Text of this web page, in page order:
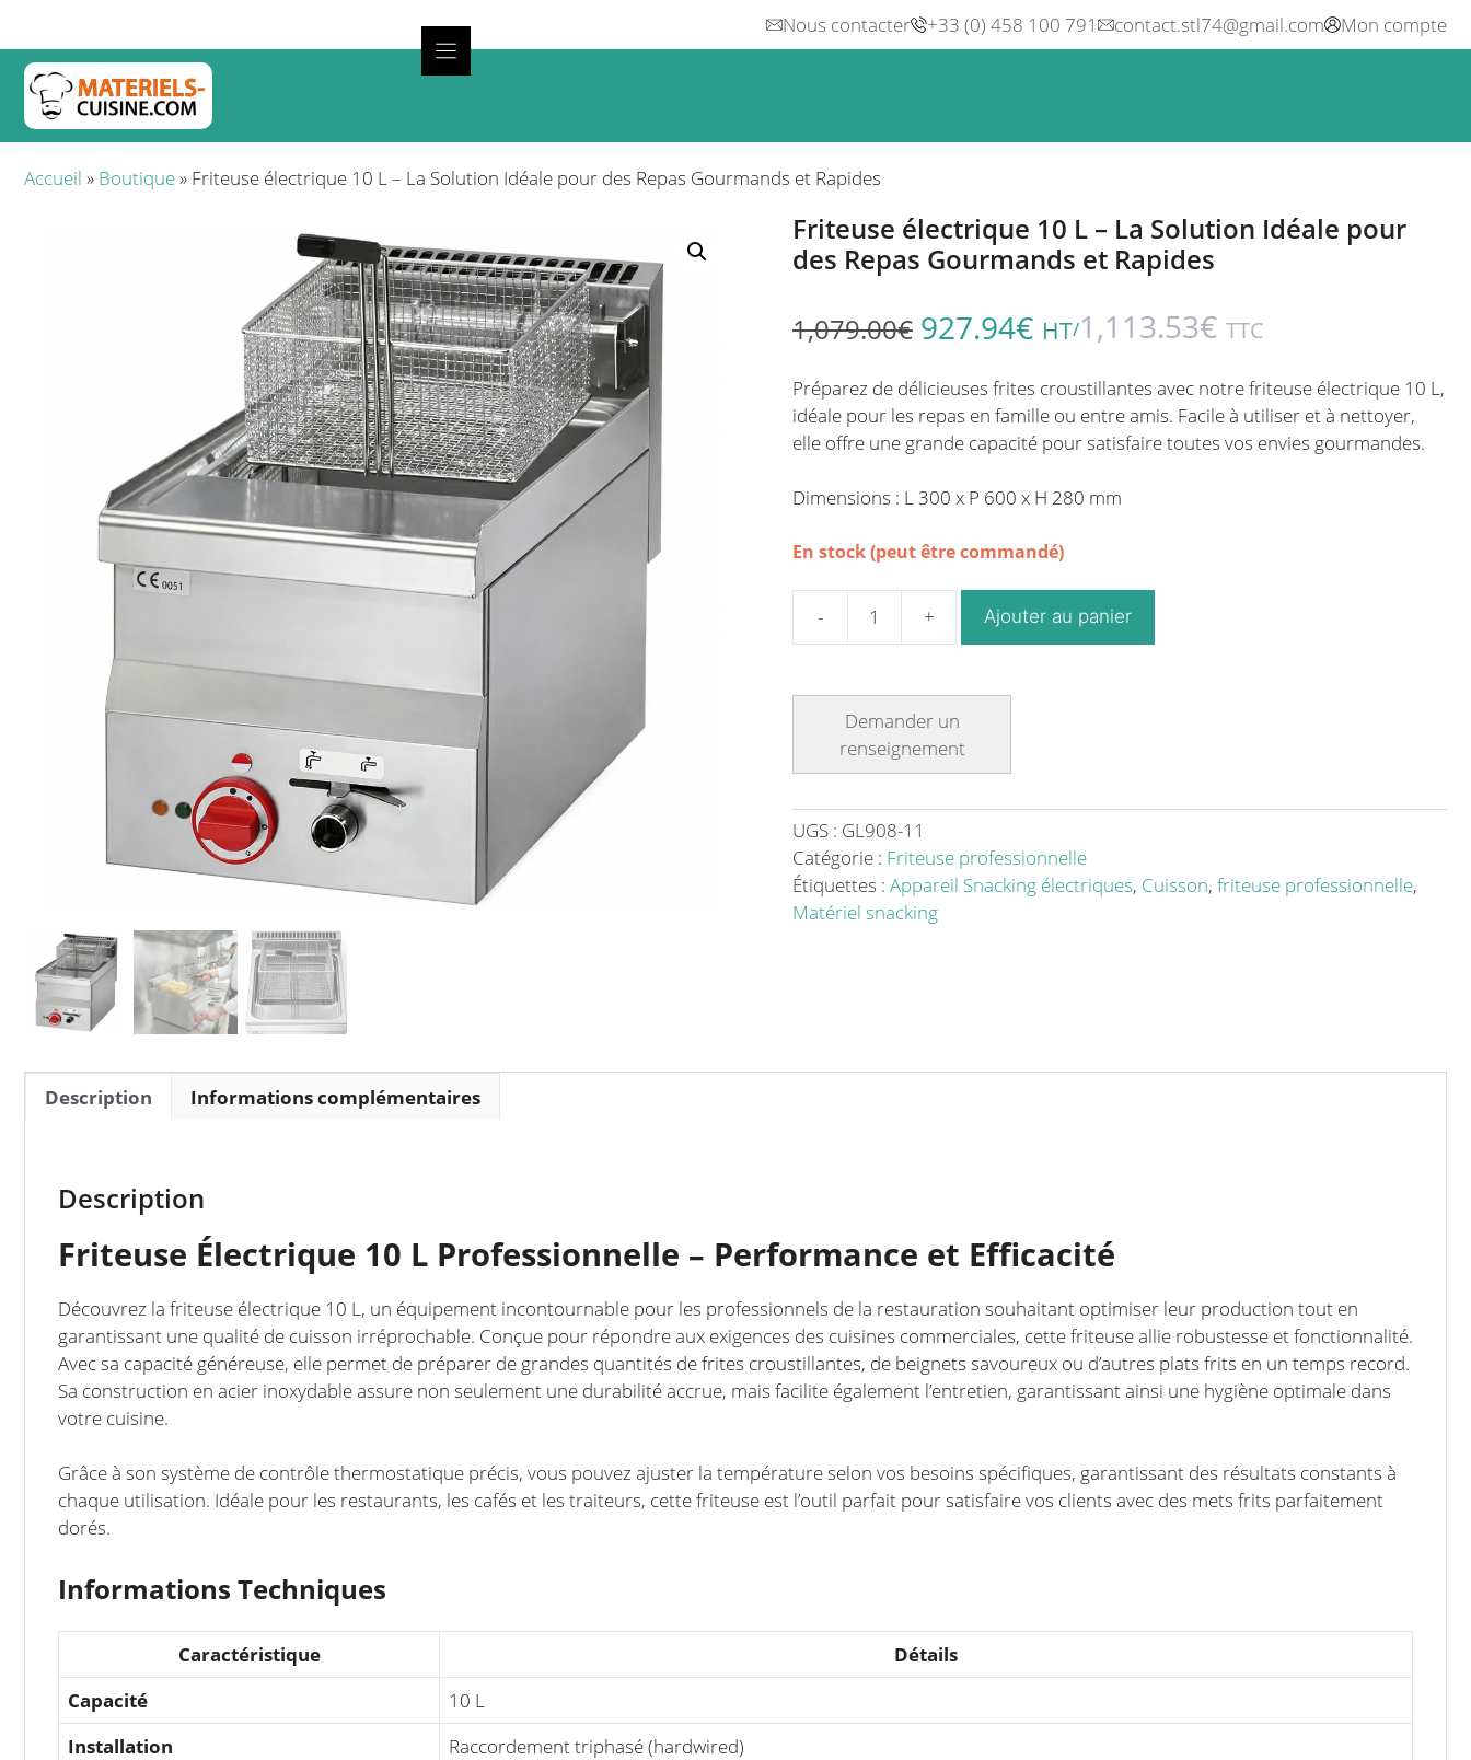
contenu
Nous contacter +33 (0) 458 100 791 contact.stl74@gmail.com Mon compte
Accueil » Boutique» Friteuse électrique 10 L – La Solution Idéale pour des Repas Gourmands et Rapides
Friteuse électrique 10 L – La Solution Idéale pour
des Repas Gourmands et Rapides
1,079.00€ 927.94€ HT/1,113.53€ TTC
Préparez de délicieuses frites croustillantes avec notre friteuse électrique 10 L,
idéale pour les repas en famille ou entre amis. Facile à utiliser et à nettoyer,
elle offre une grande capacité pour satisfaire toutes vos envies gourmandes.
Dimensions : L 300 x P 600 x H 280 mm
En stock (peut être commandé)
électrique
La
Solution
Idéale
pour
Ajouter au panier
UGS : GL908-11
Catégorie : Friteuse professionnelle
Étiquettes : Appareil Snacking électriques, Cuisson, friteuse professionnelle,
Matériel snacking
Description Informations complémentaires
Description
Friteuse Électrique 10 L Professionnelle – Performance et Efficacité
Découvrez la friteuse électrique 10 L, un équipement incontournable pour les professionnels de la restauration souhaitant optimiser leur production tout en
garantissant une qualité de cuisson irréprochable. Conçue pour répondre aux exigences des cuisines commerciales, cette friteuse allie robustesse et fonctionnalité.
Avec sa capacité généreuse, elle permet de préparer de grandes quantités de frites croustillantes, de beignets savoureux ou d’autres plats frits en un temps record.
Sa construction en acier inoxydable assure non seulement une durabilité accrue, mais facilite également l’entretien, garantissant ainsi une hygiène optimale dans
votre cuisine.
Grâce à son système de contrôle thermostatique précis, vous pouvez ajuster la température selon vos besoins spécifiques, garantissant des résultats constants à
chaque utilisation. Idéale pour les restaurants, les cafés et les traiteurs, cette friteuse est l’outil parfait pour satisfaire vos clients avec des mets frits parfaitement
dorés.
Informations Techniques
Caractéristique
Détails
Capacité
10 L
Installation
Raccordement triphasé (hardwired)